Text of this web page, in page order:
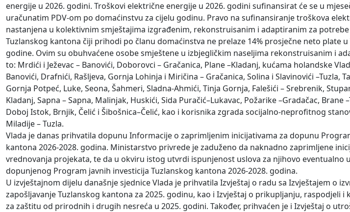
energije u 2026. godini. Troškovi električne energije u 2026. godini sufinansirat će se u
uračunatim PDV-om po domaćinstvu za cijelu godinu. Pravo na sufinansiranje troškova
nastanjena u kolektivnim smještajima izgrađenim, rekonstruisanim i adaptiranim za
Tuzlanskog kantona čiji prihodi po članu domaćinstva ne prelaze 14% prosječne neto plate
godine. Ovim su obuhvaćene osobe smještene u izbjegličkim naseljima rekonstruisanim i
to: Mrdići i Ježevac – Banovići, Doborovci – Gračanica, Plane –Kladanj, kućama holandske
Banovići, Drafnići, Rašljeva, Gornja Lohinja i Miričina – Gračanica, Solina i Slavinovići –Tuzla,
Gornja Potpeć, Luke, Seona, Šahmeri, Sladna-Ahmići, Tinja Gornja, Falešići – Srebrenik,
Kladanj, Sapna – Sapna, Malinjak, Huskići, Sida Puračić–Lukavac, Požarike –Gradačac, Brane
Doboj Istok, Brnjik, Čelić i Šibošnica–Čelić, kao i korisnika zgrada socijalno-neprofitnog
Miladije – Tuzla.
Vlada je danas prihvatila dopunu Informacije o zaprimljenim inicijativama za dopunu
kantona 2026-2028. godina. Ministarstvo privrede je zaduženo da naknadno zaprimljene
vrednovanja projekata, te da u okviru istog utvrdi ispunjenost uslova za njihovo eventualno
dopunjenog Program javnih investicija Tuzlanskog kantona 2026-2028. godina.
U izvještajnom dijelu današnje sjednice Vlada je prihvatila Izvještaj o radu sa Izvještajem o
zapošljavanje Tuzlanskog kantona za 2025. godinu, kao i Izvještaj o prikupljanju, raspodjeli
za zaštitu od prirodnih i drugih nesreća u 2025. godini. Također, prihvaćen je i Izvještaj o